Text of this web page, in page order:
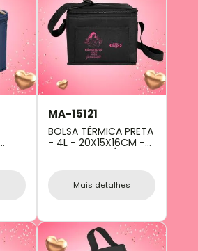
MA-15121
BOLSA TÉRMICA PRETA
- 4L - 20X15X16CM -
NÃO IMPERMEÁVEL
Mais detalhes